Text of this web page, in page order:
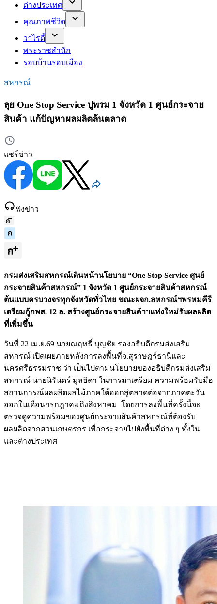
ต่างประเทศ
คุณภาพชีวิต
วาไรตี้
พระราชสำนัก
รอบบ้านรอบเมือง
สหกรณ์
ลุย One Stop Service ปูพรม 1 จังหวัด 1 ศูนย์กระจาย
สินค้า แก้ปัญหาผลผลิตล้นตลาด
แชร์ข่าว
ฟังข่าว
กรมส่งเสริมสหกรณ์เดินหน้านโยบาย “One Stop Service ศูนย์
กระจายสินค้าสหกรณ์” 1 จังหวัด 1 ศูนย์กระจายสินค้าสหกรณ์
ต้นแบบครบวงจรทุกจังหวัดทั่วไทย ขณะผจก.สหกรณ์ฯพรหมคีรี
เตรียมกู้กพส. 12 ล. สร้างศูนย์กระจายสินค้าฯแห่งใหม่รับผลผลิต
ที่เพิ่มขึ้น
วันที่ 22 เม.ย.69 นายณฤทธิ์ บุญชัย รองอธิบดีกรมส่งเสริม
สหกรณ์ เปิดเผยภายหลังการลงพื้นที่จ.สุราษฎร์ธานีและ
นครศรีธรรมราช ว่า เป็นไปตามนโยบายของอธิบดีกรมส่งเสริม
สหกรณ์ นายนิรันดร์ มูลธิดา ในการมาเตรียม ความพร้อมรับมือ
สถานการณ์ผลผลิตผลไม้ภาคใต้ออกสู่ตลาดต่อจากภาคตะวัน
ออกในเดือนกรกฎาคมถึงสิงหาคม โดยการลงพื้นที่ครั้งนี้จะ
ตรวจดูความพร้อมของศูนย์กระจายสินค้าสหกรณ์ที่ต้องรับ
ผลผลิตจากสวนเกษตรกร เพื่อกระจายไปยังพื้นที่ต่าง ๆ ทั้งใน
และต่างประเทศ